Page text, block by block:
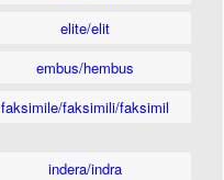
elite/elit
embus/hembus
faksimile/faksimili/faksimil
indera/indra